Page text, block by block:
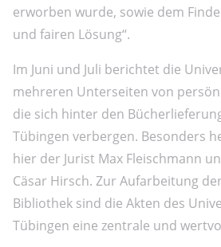
erworben wurde, sowie dem
und fairen Lösung“.
Im Juni und Juli berichtet die
mehreren Unterseiten von
die sich hinter den
Tübingen verbergen. Besonders
hier der Jurist Max Fleischmann
Cäsar Hirsch. Zur Aufarbeitung
Bibliothek sind die Akten des
Tübingen eine zentrale und